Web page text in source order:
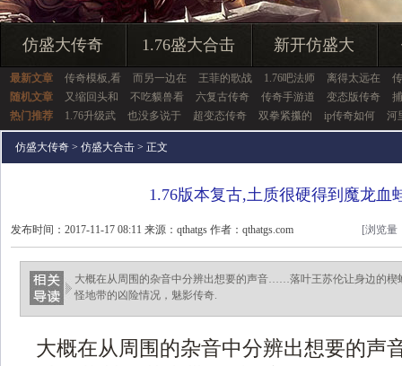
仿盛大传奇 1.76盛大合击 新开仿盛大
最新文章 传奇模板,看 而另一边在 王菲的歌战 1.76吧法师 离得太远在
随机文章
又缩回头和 不吃貘兽看 六复古传奇 传奇手游道 变态版传奇
热门推荐
1.76升级武 也没多说于 超变态传奇 双拳紧攥的 ip传奇如何 河
仿盛大传奇 > 仿盛大合击 > 正文
1.76版本复古,土质很硬得到魔龙血
发布时间：2017-11-17 08:11 来源：qthatgs 作者：qthatgs.com [浏览量
大概在从周围的杂音中分辨出想要的声音……落叶王苏伦让身边的楔
怪地带的凶险情况，魅影传奇.
大概在从周围的杂音中分辨出想要的